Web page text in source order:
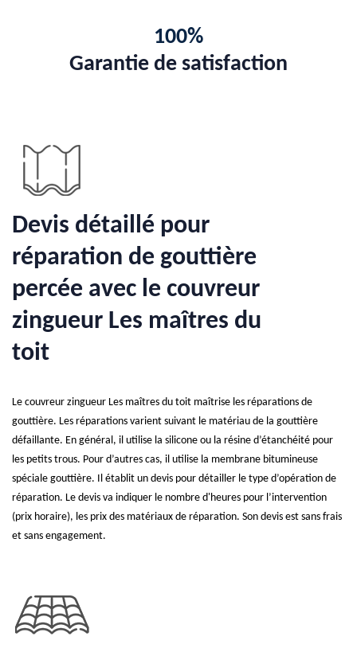
100%
Garantie de satisfaction
Devis détaillé pour
réparation de gouttière
percée avec le couvreur
zingueur Les maîtres du
toit
Le couvreur zingueur Les maîtres du toit maîtrise les réparations de
gouttière. Les réparations varient suivant le matériau de la gouttière
défaillante. En général, il utilise la silicone ou la résine d’étanchéité pour
les petits trous. Pour d’autres cas, il utilise la membrane bitumineuse
spéciale gouttière. Il établit un devis pour détailler le type d’opération de
réparation. Le devis va indiquer le nombre d'heures pour l’intervention
(prix horaire), les prix des matériaux de réparation. Son devis est sans frais
et sans engagement.